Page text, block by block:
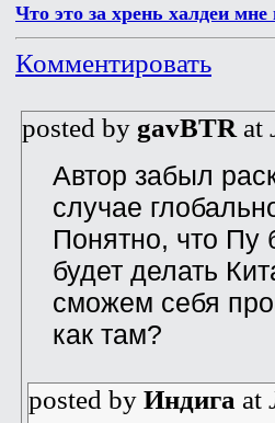
Что это за хрень халдеи мне
Комментировать
posted by gavBTR at
Автор забыл
случае
Понятно, что Пу
будет делать
сможем себя
как там?
posted by Индига at